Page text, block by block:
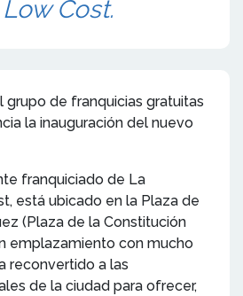
Cost.
grupo de franquicias gratuitas
la inauguración del nuevo
franquiciado de La
está ubicado en la Plaza de
(Plaza de la Constitución
emplazamiento con mucho
reconvertido a las
de la ciudad para ofrecer,